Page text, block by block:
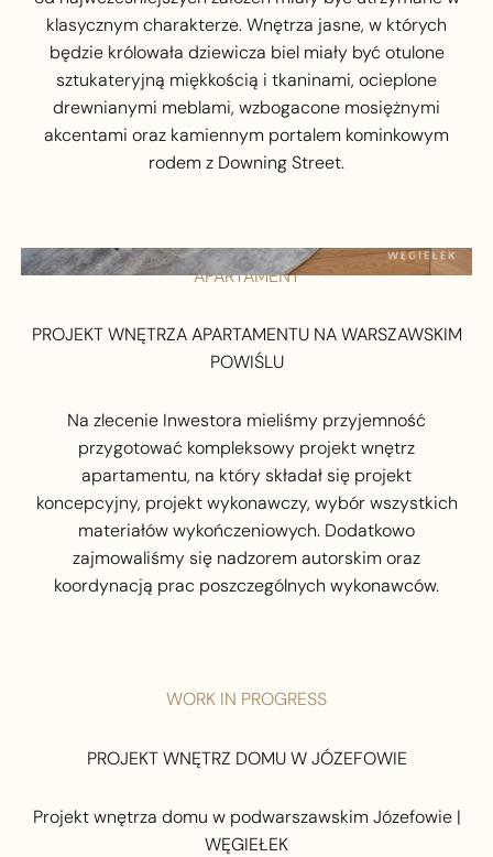
klasycznym charakterze. Wnętrza jasne, w których
będzie królowała dziewicza biel miały być otulone
sztukateryjną miękkością i tkaninami, ocieplone
drewnianymi meblami, wzbogacone mosiężnymi
akcentami oraz kamiennym portalem kominkowym
rodem z Downing Street.
APARTAMENT
PROJEKT WNĘTRZA APARTAMENTU NA WARSZAWSKIM
POWIŚLU
Na zlecenie Inwestora mieliśmy przyjemność
przygotować kompleksowy projekt wnętrz
apartamentu, na który składał się projekt
koncepcyjny, projekt wykonawczy, wybór wszystkich
materiałów wykończeniowych. Dodatkowo
zajmowaliśmy się nadzorem autorskim oraz
koordynacją prac poszczególnych wykonawców.
WORK IN PROGRESS
PROJEKT WNĘTRZ DOMU W JÓZEFOWIE
Projekt wnętrza domu w podwarszawskim Józefowie |
WĘGIEŁEK